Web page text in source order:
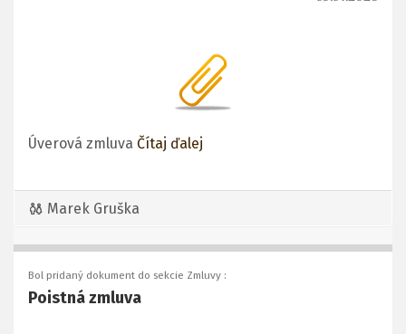
Úverová zmluva Čítaj ďalej
Marek Gruška
Bol pridaný dokument do sekcie Zmluvy :
Poistná zmluva